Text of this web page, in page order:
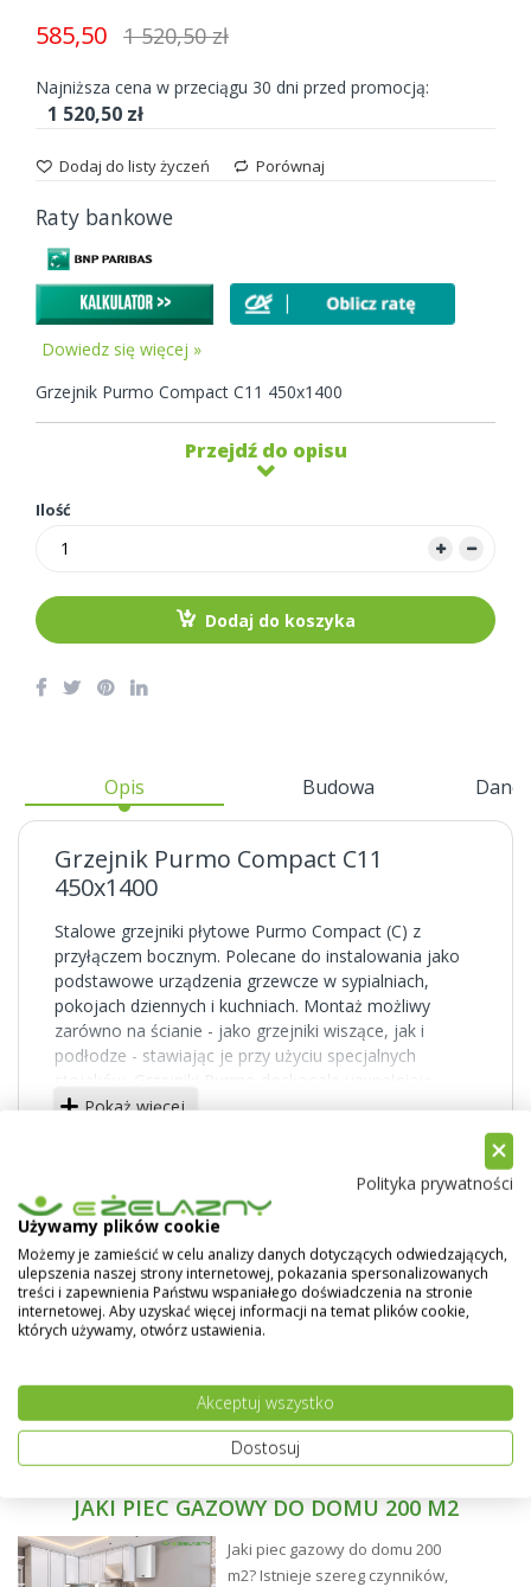
585,50 1 520,50 zł
Najniższa cena w przeciągu 30 dni przed promocją:
1 520,50 zł
Dodaj do listy życzeń Porównaj
Raty bankowe
Dowiedz się więcej »
Grzejnik Purmo Compact C11 450x1400
Przejdź do opisu
Ilość
Dodaj do koszyka
Opis Budowa Dane
Grzejnik Purmo Compact C11
450x1400
Stalowe grzejniki płytowe Purmo Compact (C) z
przyłączem bocznym. Polecane do instalowania jako
podstawowe urządzenia grzewcze w sypialniach,
pokojach dziennych i kuchniach. Montaż możliwy
zarówno na ścianie - jako grzejniki wiszące, jak i
podłodze - stawiając je przy użyciu specjalnych
stojaków. Grzejniki Purmo doskonale uzupełniają
domową instalację grzewczą.
powierzchnia górna przykryta osłoną typu grill. Duża
liczba typów i rozmiarów pozwala dobrać idealny
grzejnik do każdego pomieszczenia.
Grzejniki typu C posiadają cztery boczne otwory
przyłączeniowe (z gwintem wewnętrznym) w każdym
narożniku grzejnika.
palety RAL - na specialne życzenie klienta.
Pokaż więcej
JAKI PIEC GAZOWY DO DOMU 200 M2
Jaki piec gazowy do domu 200
m2? Istnieje szereg czynników,
Polityka prywatności
Używamy plików cookie
Możemy je zamieścić w celu analizy danych dotyczących odwiedzających,
ulepszenia naszej strony internetowej, pokazania spersonalizowanych
treści i zapewnienia Państwu wspaniałego doświadczenia na stronie
internetowej. Aby uzyskać więcej informacji na temat plików cookie,
których używamy, otwórz ustawienia.
Akceptuj wszystko
Dostosuj